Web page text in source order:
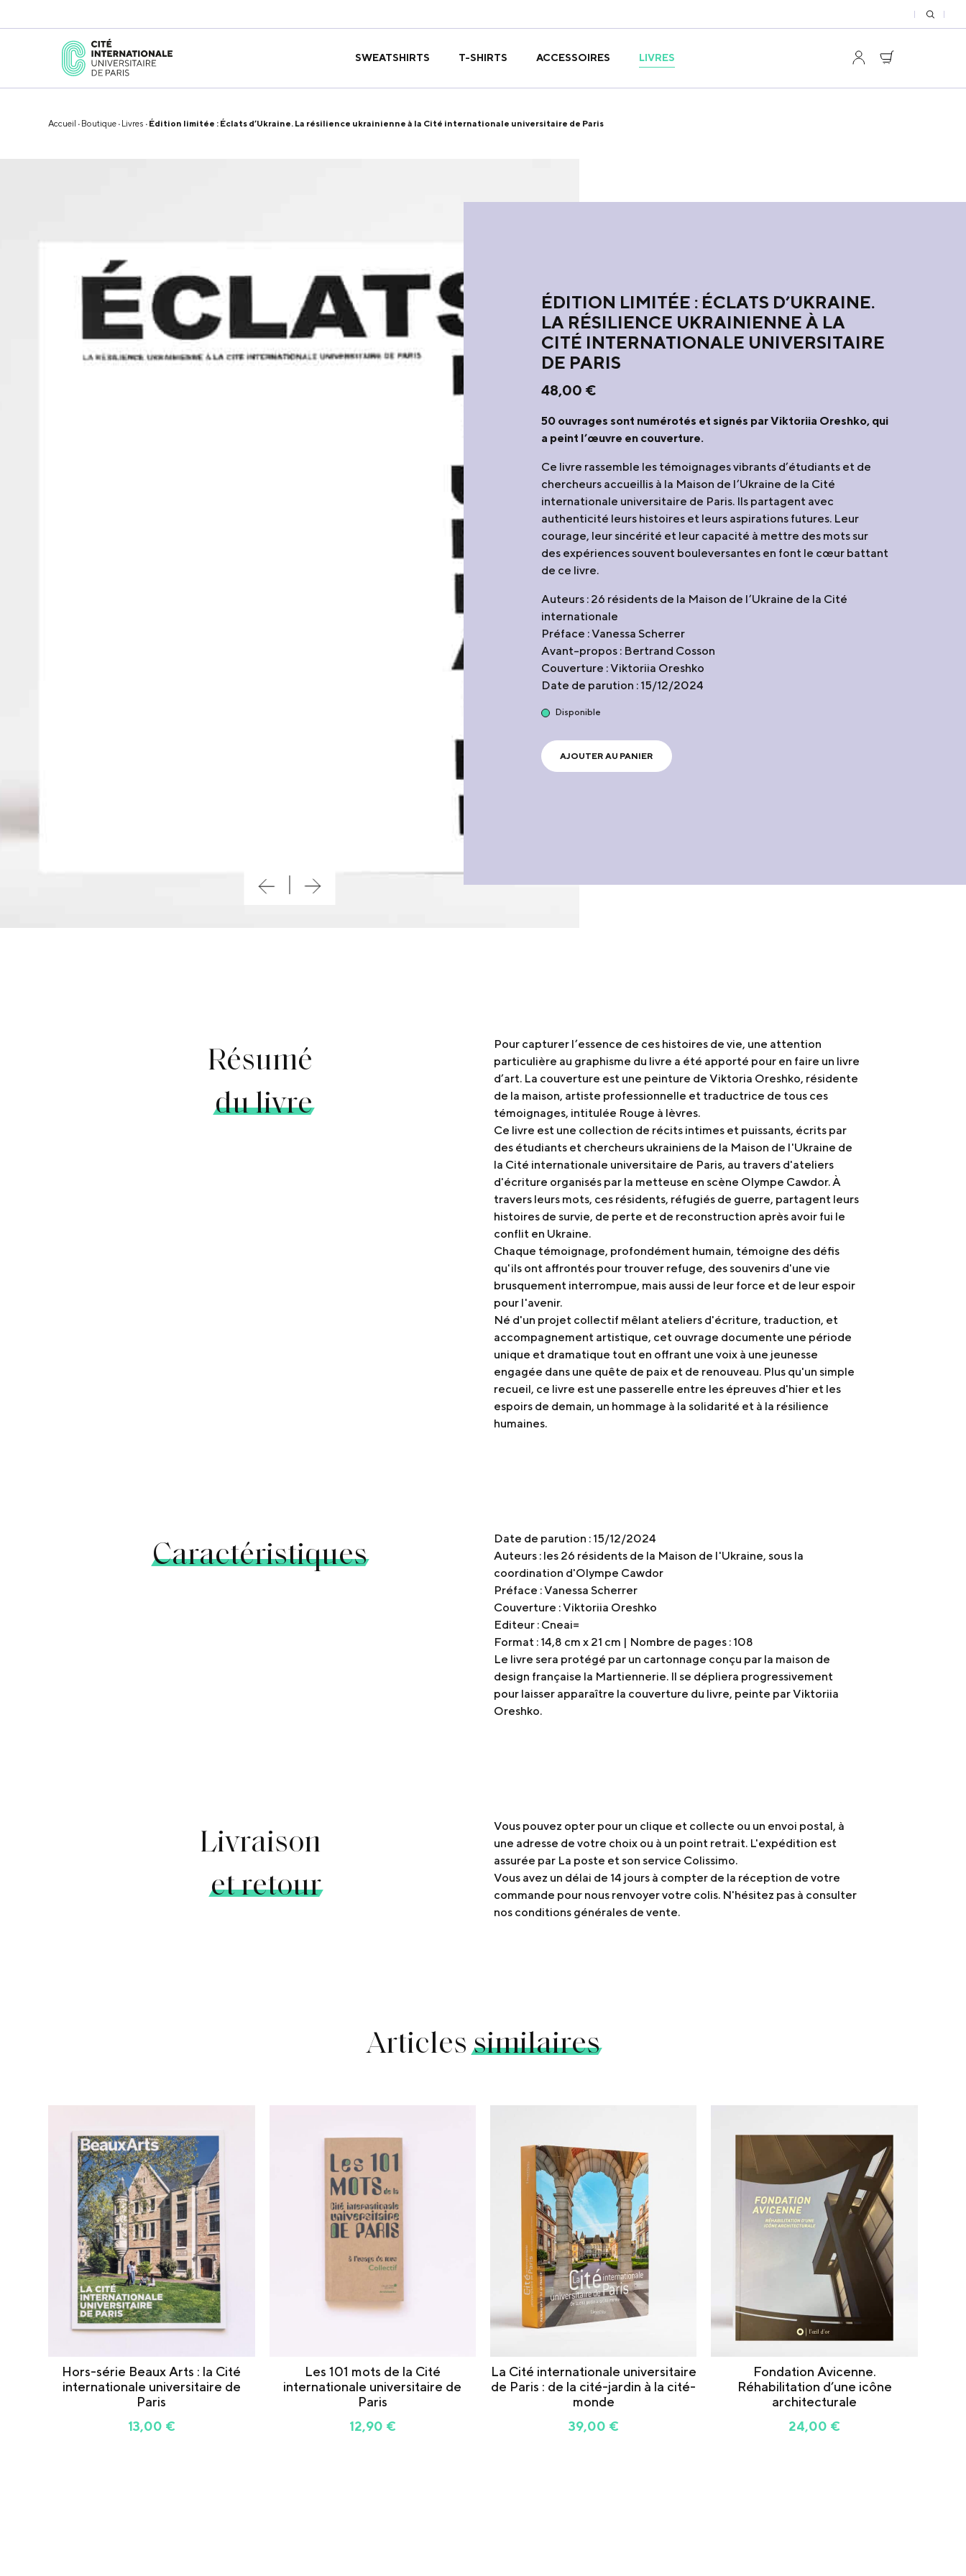
SWEATSHIRTS T-SHIRTS ACCESSOIRES LIVRES
Accueil · Boutique · Livres · Édition limitée : Éclats d’Ukraine. La résilience ukrainienne à la Cité internationale universitaire de Paris
ÉDITION LIMITÉE : ÉCLATS D’UKRAINE.
LA RÉSILIENCE UKRAINIENNE À LA
CITÉ INTERNATIONALE UNIVERSITAIRE
DE PARIS
48,00 €
50 ouvrages sont numérotés et signés par Viktoriia Oreshko, qui
a peint l’œuvre en couverture.
Ce livre rassemble les témoignages vibrants d’étudiants et de
chercheurs accueillis à la Maison de l’Ukraine de la Cité
internationale universitaire de Paris. Ils partagent avec
authenticité leurs histoires et leurs aspirations futures. Leur
courage, leur sincérité et leur capacité à mettre des mots sur
des expériences souvent bouleversantes en font le cœur battant
de ce livre.
Auteurs : 26 résidents de la Maison de l’Ukraine de la Cité
internationale
Préface : Vanessa Scherrer
Avant-propos : Bertrand Cosson
Couverture : Viktoriia Oreshko
Date de parution : 15/12/2024
Disponible
AJOUTER AU PANIER
Résumé
du livre
Pour capturer l’essence de ces histoires de vie, une attention
particulière au graphisme du livre a été apporté pour en faire un livre
d’art. La couverture est une peinture de Viktoria Oreshko, résidente
de la maison, artiste professionnelle et traductrice de tous ces
témoignages, intitulée Rouge à lèvres.
Ce livre est une collection de récits intimes et puissants, écrits par
des étudiants et chercheurs ukrainiens de la Maison de l'Ukraine de
la Cité internationale universitaire de Paris, au travers d'ateliers
d'écriture organisés par la metteuse en scène Olympe Cawdor. À
travers leurs mots, ces résidents, réfugiés de guerre, partagent leurs
histoires de survie, de perte et de reconstruction après avoir fui le
conflit en Ukraine.
Chaque témoignage, profondément humain, témoigne des défis
qu'ils ont affrontés pour trouver refuge, des souvenirs d'une vie
brusquement interrompue, mais aussi de leur force et de leur espoir
pour l'avenir.
Né d'un projet collectif mêlant ateliers d'écriture, traduction, et
accompagnement artistique, cet ouvrage documente une période
unique et dramatique tout en offrant une voix à une jeunesse
engagée dans une quête de paix et de renouveau. Plus qu'un simple
recueil, ce livre est une passerelle entre les épreuves d'hier et les
espoirs de demain, un hommage à la solidarité et à la résilience
humaines.
Caractéristiques
Date de parution : 15/12/2024
Auteurs : les 26 résidents de la Maison de l'Ukraine, sous la
coordination d'Olympe Cawdor
Préface : Vanessa Scherrer
Couverture : Viktoriia Oreshko
Editeur : Cneai=
Format : 14,8 cm x 21 cm | Nombre de pages : 108
Le livre sera protégé par un cartonnage conçu par la maison de
design française la Martiennerie. Il se dépliera progressivement
pour laisser apparaître la couverture du livre, peinte par Viktoriia
Oreshko.
Livraison
et retour
Vous pouvez opter pour un clique et collecte ou un envoi postal, à
une adresse de votre choix ou à un point retrait. L'expédition est
assurée par La poste et son service Colissimo.
Vous avez un délai de 14 jours à compter de la réception de votre
commande pour nous renvoyer votre colis. N'hésitez pas à consulter
nos conditions générales de vente.
Articlessimilaires
Hors-série Beaux Arts : la Cité
internationale universitaire de
Paris
13,00 €
Les 101 mots de la Cité
internationale universitaire de
Paris
12,90 €
La Cité internationale universitaire
de Paris : de la cité-jardin à la cité-
monde
39,00 €
Fondation Avicenne.
Réhabilitation d’une icône
architecturale
24,00 €